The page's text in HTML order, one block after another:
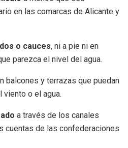
en las comarcas de Alicante y
o cauces, ni a pie ni en
parezca el nivel del agua.
balcones y terrazas que puedan
viento o el agua.
a través de los canales
cuentas de las confederaciones